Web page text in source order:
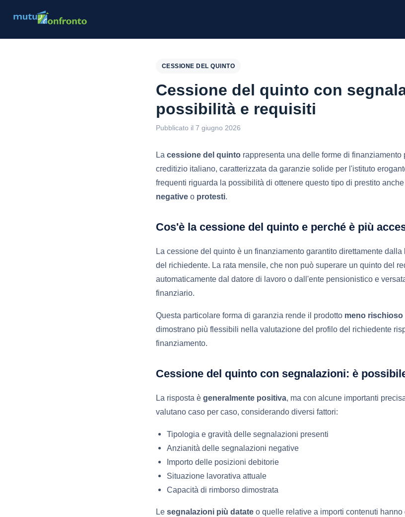
CESSIONE DEL QUINTO
Cessione del quinto con
possibilità e requisiti
Pubblicato il 7 giugno 2026
La cessione del quinto rappresenta una delle forme di
creditizio italiano, caratterizzata da garanzie solide per l'istituto
frequenti riguarda la possibilità di ottenere questo tipo di prestito
negative o protesti.
Cos'è la cessione del quinto e perché è più
La cessione del quinto è un finanziamento garantito direttamente dalla
del richiedente. La rata mensile, che non può superare un quinto del
automaticamente dal datore di lavoro o dall'ente pensionistico e
finanziario.
Questa particolare forma di garanzia rende il prodotto meno rischioso
dimostrano più flessibili nella valutazione del profilo del richiedente
finanziamento.
Cessione del quinto con segnalazioni: è
La risposta è generalmente positiva, ma con alcune importanti
valutano caso per caso, considerando diversi fattori:
Tipologia e gravità delle segnalazioni presenti
Anzianità delle segnalazioni negative
Importo delle posizioni debitorie
Situazione lavorativa attuale
Capacità di rimborso dimostrata
Le segnalazioni più datate o quelle relative a importi contenuti